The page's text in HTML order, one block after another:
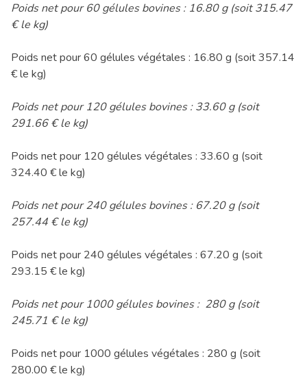
Poids net pour 60 gélules bovines : 16.80 g (soit 315.47
€ le kg)
Poids net pour 60 gélules végétales : 16.80 g (soit 357.14
€ le kg)
Poids net pour 120 gélules bovines : 33.60 g (soit
291.66 € le kg)
Poids net pour 120 gélules végétales : 33.60 g (soit
324.40 € le kg)
Poids net pour 240 gélules bovines : 67.20 g (soit
257.44 € le kg)
Poids net pour 240 gélules végétales : 67.20 g (soit
293.15 € le kg)
Poids net pour 1000 gélules bovines : 280 g (soit
245.71 € le kg)
Poids net pour 1000 gélules végétales : 280 g (soit
280.00 € le kg)